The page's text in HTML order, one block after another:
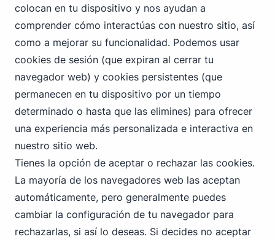
colocan en tu dispositivo y nos ayudan a
comprender cómo interactúas con nuestro sitio, así
como a mejorar su funcionalidad. Podemos usar
cookies de sesión (que expiran al cerrar tu
navegador web) y cookies persistentes (que
permanecen en tu dispositivo por un tiempo
determinado o hasta que las elimines) para ofrecer
una experiencia más personalizada e interactiva en
nuestro sitio web.
Tienes la opción de aceptar o rechazar las cookies.
La mayoría de los navegadores web las aceptan
automáticamente, pero generalmente puedes
cambiar la configuración de tu navegador para
rechazarlas, si así lo deseas. Si decides no aceptar